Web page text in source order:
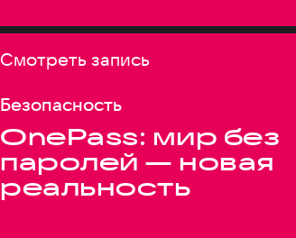
Смотреть запись
Безопасность
OnePass: мир без
паролей — новая
реальность